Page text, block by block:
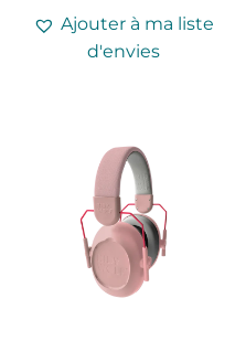
Ajouter à ma liste
d'envies